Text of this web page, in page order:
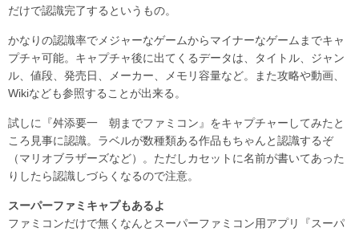
だけで認識完了するというもの。
かなりの認識率でメジャーなゲームからマイナーなゲームまでキャ
プチャ可能。キャプチャ後に出てくるデータは、タイトル、ジャン
ル、値段、発売日、メーカー、メモリ容量など。また攻略や動画、
Wikiなども参照することが出来る。
試しに『舛添要一 朝までファミコン』をキャプチャーしてみたと
ころ見事に認識。ラベルが数種類ある作品もちゃんと認識するぞ
（マリオブラザーズなど）。ただしカセットに名前が書いてあった
りしたら認識しづらくなるので注意。
スーパーファミキャプもあるよ
ファミコンだけで無くなんとスーパーファミコン用アプリ『スーパ